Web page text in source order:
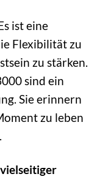
ist eine
Flexibilität zu
zu stärken.
sind ein
Sie erinnern
zu leben